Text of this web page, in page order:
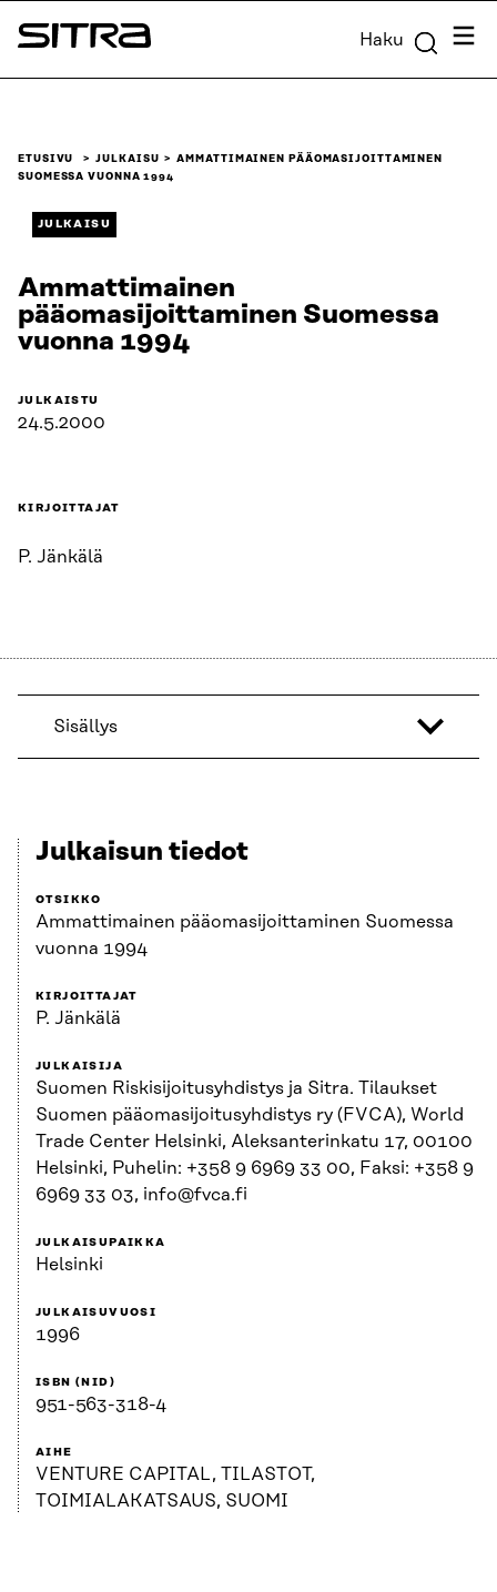
Siirry
suoraan
Sitra Haku
ETUSIVU JULKAISU
AMMATTIMAINEN PÄÄOMASIJOITTAMINEN
SUOMESSA VUONNA 1994
JULKAISU
Ammattimainen
pääomasijoittaminen Suomessa
vuonna 1994
JULKAISTU
24.5.2000
KIRJOITTAJAT
P. Jänkälä
Sisällys
Julkaisun tiedot
OTSIKKO
Ammattimainen pääomasijoittaminen Suomessa
vuonna 1994
KIRJOITTAJAT
P. Jänkälä
JULKAISIJA
Suomen Riskisijoitusyhdistys ja Sitra. Tilaukset
Suomen pääomasijoitusyhdistys ry (FVCA), World
Trade Center Helsinki, Aleksanterinkatu 17, 00100
Helsinki, Puhelin: +358 9 6969 33 00, Faksi: +358 9
6969 33 03, info@fvca.fi
JULKAISUPAIKKA
Helsinki
JULKAISUVUOSI
1996
ISBN (NID)
951-563-318-4
AIHE
VENTURE CAPITAL, TILASTOT,
TOIMIALAKATSAUS, SUOMI